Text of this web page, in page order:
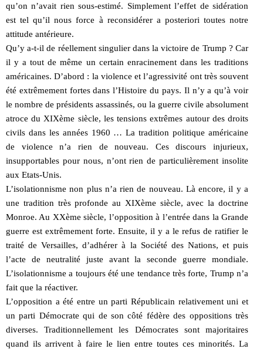
qu’on n’avait rien sous-estimé. Simplement l’effet de sidération
est tel qu’il nous force à reconsidérer a posteriori toutes notre
attitude antérieure.
Qu’y a-t-il de réellement singulier dans la victoire de Trump ? Car
il y a tout de même un certain enracinement dans les traditions
américaines. D’abord : la violence et l’agressivité ont très souvent
été extrêmement fortes dans l’Histoire du pays. Il n’y a qu’à voir
le nombre de présidents assassinés, ou la guerre civile absolument
atroce du XIXème siècle, les tensions extrêmes autour des droits
civils dans les années 1960 … La tradition politique américaine
de violence n’a rien de nouveau. Ces discours injurieux,
insupportables pour nous, n’ont rien de particulièrement insolite
aux Etats-Unis.
L’isolationnisme non plus n’a rien de nouveau. Là encore, il y a
une tradition très profonde au XIXème siècle, avec la doctrine
Monroe. Au XXème siècle, l’opposition à l’entrée dans la Grande
guerre est extrêmement forte. Ensuite, il y a le refus de ratifier le
traité de Versailles, d’adhérer à la Société des Nations, et puis
l’acte de neutralité juste avant la seconde guerre mondiale.
L’isolationnisme a toujours été une tendance très forte, Trump n’a
fait que la réactiver.
L’opposition a été entre un parti Républicain relativement uni et
un parti Démocrate qui de son côté fédère des oppositions très
diverses. Traditionnellement les Démocrates sont majoritaires
quand ils arrivent à faire le lien entre toutes ces minorités. La